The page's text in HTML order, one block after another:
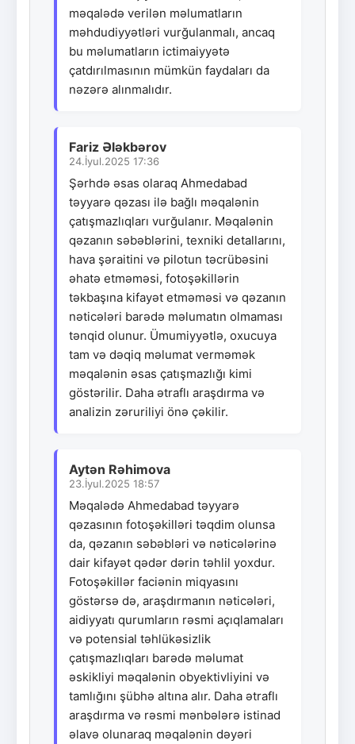
məqalədə verilən məlumatların
məhdudiyyətləri vurğulanmalı, ancaq
bu məlumatların ictimaiyyətə
çatdırılmasının mümkün faydaları da
nəzərə alınmalıdır.
Fariz Ələkbərov
24.İyul.2025 17:36
Şərhdə əsas olaraq Ahmedabad
təyyarə qəzası ilə bağlı məqalənin
çatışmazlıqları vurğulanır. Məqalənin
qəzanın səbəblərini, texniki detallarını,
hava şəraitini və pilotun təcrübəsini
əhatə etməməsi, fotoşəkillərin
təkbaşına kifayət etməməsi və qəzanın
nəticələri barədə məlumatın olmaması
tənqid olunur. Ümumiyyətlə, oxucuya
tam və dəqiq məlumat verməmək
məqalənin əsas çatışmazlığı kimi
göstərilir. Daha ətraflı araşdırma və
analizin zəruriliyi önə çəkilir.
Aytən Rəhimova
23.İyul.2025 18:57
Məqalədə Ahmedabad təyyarə
qəzasının fotoşəkilləri təqdim olunsa
da, qəzanın səbəbləri və nəticələrinə
dair kifayət qədər dərin təhlil yoxdur.
Fotoşəkillər faciənin miqyasını
göstərsə də, araşdırmanın nəticələri,
aidiyyatı qurumların rəsmi açıqlamaları
və potensial təhlükəsizlik
çatışmazlıqları barədə məlumat
əskikliyi məqalənin obyektivliyini və
tamlığını şübhə altına alır. Daha ətraflı
araşdırma və rəsmi mənbələrə istinad
əlavə olunaraq məqalənin dəyəri